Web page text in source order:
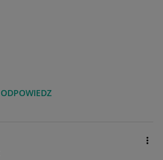
ODPOWIEDZ